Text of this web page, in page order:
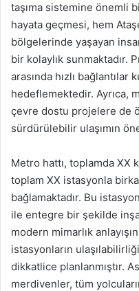
taşıma sistemine önemli
hayata geçmesi, hem
bölgelerinde yaşayan
bir kolaylık sunmaktadır.
arasında hızlı
hedeflemektedir. Ayrıca,
çevre dostu projelere de
sürdürülebilir ulaşımın
Metro hattı, toplamda XX
toplam XX istasyonla
bağlamaktadır. Bu
ile entegre bir şekilde inşa
modern mimarlık
istasyonların
dikkatlice planlanmıştır.
merdivenler, tüm